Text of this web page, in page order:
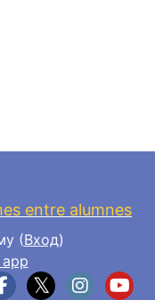
entre alumnes
(Вход)